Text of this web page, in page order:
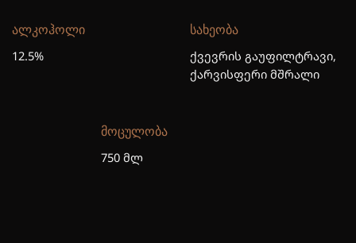
ᲐᲚᲙᲝᲰᲝᲚᲘ
12.5%
ᲡᲐᲮᲔᲝᲑᲐ
ქვევრის გაუფილტრავი,
ქარვისფერი მშრალი
ᲛᲝᲪᲣᲚᲝᲑᲐ
750 მლ